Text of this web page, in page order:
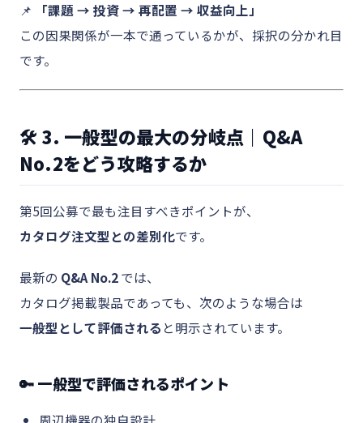
📌
「課題 → 投資 → 再配置 → 収益向上」
この因果関係が一本で通っているかが、採択の分かれ目
です。
🛠 3. 一般型の最大の分岐点｜Q&A
No.2をどう攻略するか
第5回公募で最も注目すべきポイントが、
カタログ注文型との差別化です。
最新の Q&A No.2では、
カタログ掲載製品であっても、次のような場合は
一般型として評価される と明示されています。
🔑 一般型で評価されるポイント